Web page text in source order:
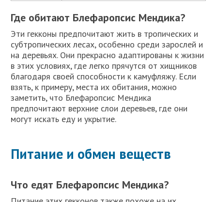
Где обитают Блефаропсис Мендика?
Эти гекконы предпочитают жить в тропических и
субтропических лесах, особенно среди зарослей и
на деревьях. Они прекрасно адаптированы к жизни
в этих условиях, где легко прячутся от хищников
благодаря своей способности к камуфляжу. Если
взять, к примеру, места их обитания, можно
заметить, что Блефаропсис Мендика
предпочитают верхние слои деревьев, где они
могут искать еду и укрытие.
Питание и обмен веществ
Что едят Блефаропсис Мендика?